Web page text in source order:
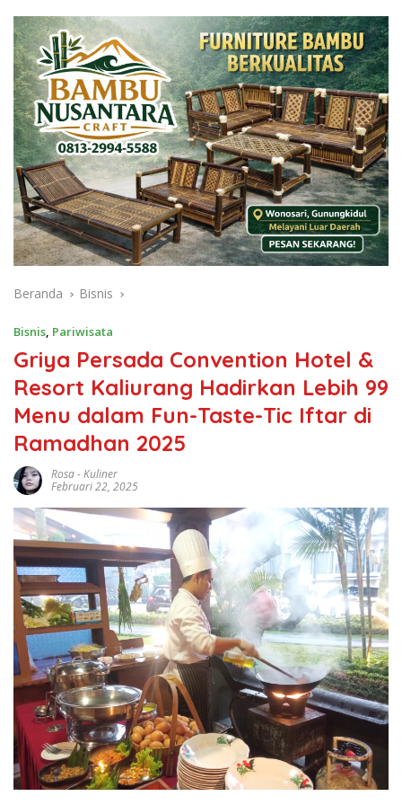
Beranda Bisnis
Bisnis, Pariwisata
Griya Persada Convention Hotel &
Resort Kaliurang Hadirkan Lebih 99
Menu dalam Fun-Taste-Tic Iftar di
Ramadhan 2025
Rosa-Kuliner
Februari 22, 2025